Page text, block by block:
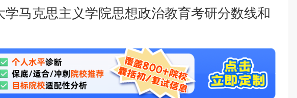
学马克思主义学院思想政治教育考研分数线和